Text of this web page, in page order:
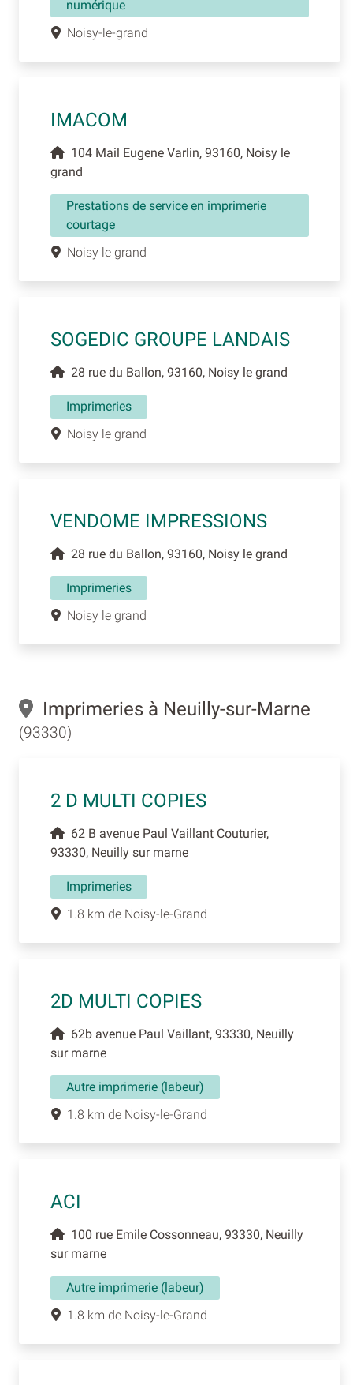
numérique
Noisy-le-grand
IMACOM
104 Mail Eugene Varlin, 93160, Noisy le
grand
Prestations de service en imprimerie
courtage
Noisy le grand
SOGEDIC GROUPE LANDAIS
28 rue du Ballon, 93160, Noisy le grand
Imprimeries
Noisy le grand
VENDOME IMPRESSIONS
28 rue du Ballon, 93160, Noisy le grand
Imprimeries
Noisy le grand
Imprimeries à Neuilly-sur-Marne
(93330)
2 D MULTI COPIES
62 B avenue Paul Vaillant Couturier,
93330, Neuilly sur marne
Imprimeries
1.8 km de Noisy-le-Grand
2D MULTI COPIES
62b avenue Paul Vaillant, 93330, Neuilly
sur marne
Autre imprimerie (labeur)
1.8 km de Noisy-le-Grand
ACI
100 rue Emile Cossonneau, 93330, Neuilly
sur marne
Autre imprimerie (labeur)
1.8 km de Noisy-le-Grand